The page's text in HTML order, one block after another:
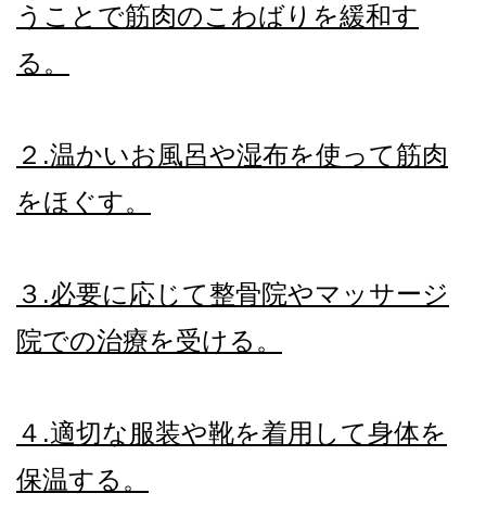
うことで筋肉のこわばりを緩和す
る。
２.温かいお風呂や湿布を使って筋肉
をほぐす。
３.必要に応じて整骨院やマッサージ
院での治療を受ける。
４.適切な服装や靴を着用して身体を
保温する。